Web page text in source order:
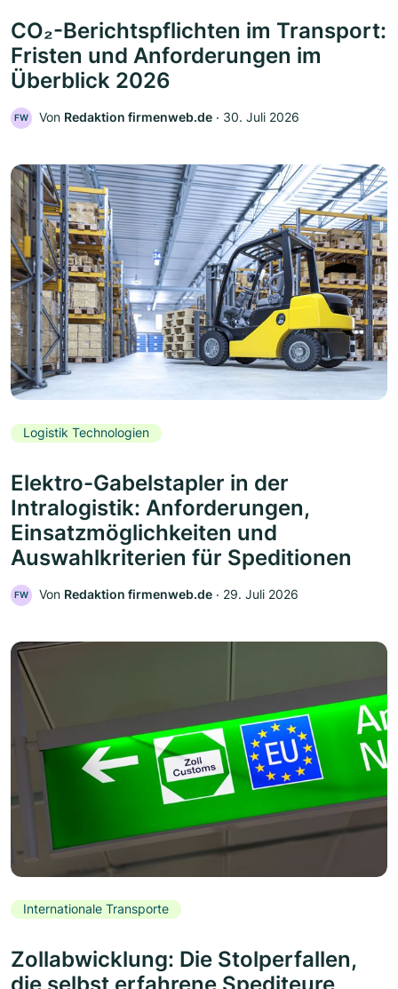
CO₂-Berichtspflichten im Transport:
Fristen und Anforderungen im
Überblick 2026
FW Von Redaktion firmenweb.de ‧ 30. Juli 2026
Logistik Technologien
Elektro-Gabelstapler in der
Intralogistik: Anforderungen,
Einsatzmöglichkeiten und
Auswahlkriterien für Speditionen
FW Von Redaktion firmenweb.de ‧ 29. Juli 2026
Internationale Transporte
Zollabwicklung: Die Stolperfallen,